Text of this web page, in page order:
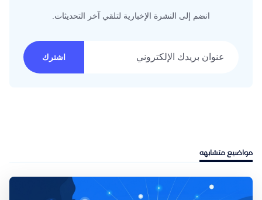
انضم إلى النشرة الإخبارية لتلقي آخر التحديثات.
اشترك
مواضيع متشابهه